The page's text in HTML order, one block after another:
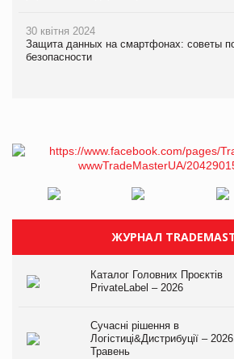
30 квітня 2024
Защита данных на смартфонах: советы
безопасности
ЖУРНАЛ
Каталог Головних Проєктів
PrivateLabel – 2026
Сучасні рішення в
Логістиці&Дистрибуції – 2026.
Травень